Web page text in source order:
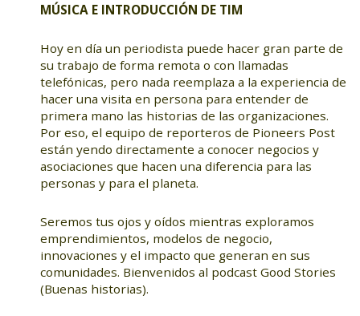
MÚSICA E INTRODUCCIÓN DE TIM
Hoy en día un periodista puede hacer gran parte de
su trabajo de forma remota o con llamadas
telefónicas, pero nada reemplaza a la experiencia de
hacer una visita en persona para entender de
primera mano las historias de las organizaciones.
Por eso, el equipo de reporteros de Pioneers Post
están yendo directamente a conocer negocios y
asociaciones que hacen una diferencia para las
personas y para el planeta.
Seremos tus ojos y oídos mientras exploramos
emprendimientos, modelos de negocio,
innovaciones y el impacto que generan en sus
comunidades. Bienvenidos al podcast Good Stories
(Buenas historias).